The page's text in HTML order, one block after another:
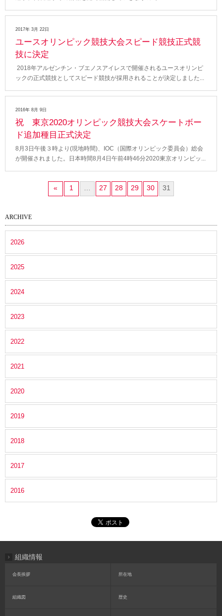
2017年 3月 22日
ユースオリンピック競技大会スピード競技正式競
技に決定
2018年アルゼンチン・ブエノスアイレスで開催されるユースオリンピ
ックの正式競技としてスピード競技が採用されることが決定しました
2016年 8月 9日
祝 東京2020オリンピック競技大会スケートボー
ド追加種目正式決定
8月3日午後３時より(現地時間)、IOC（国際オリンピック委員会）総会
が開催されました。日本時間8月4日午前4時46分2020東京オリンピッ
« 1 27 28 29 30 31
ARCHIVE
2026
2025
2024
2023
2022
2021
2020
2019
2018
2017
2016
組織情報
会長挨拶 所在地
組織図 歴史